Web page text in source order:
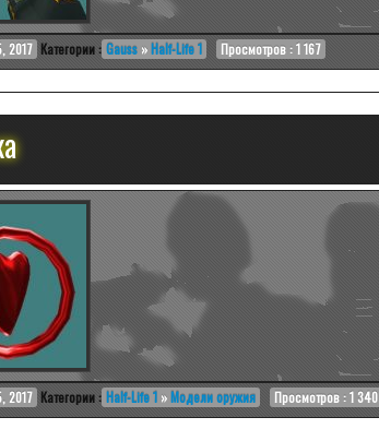
2017 Категории : Gauss »Half-Life 1 Просмотров : 1 167
2017 Категории : Half-Life 1 »Модели оружия Просмотров : 1 340